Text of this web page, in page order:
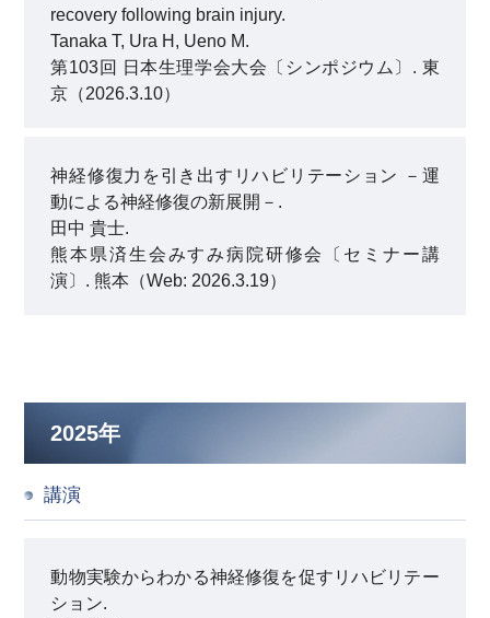
recovery following brain injury.
Tanaka T, Ura H, Ueno M.
第103回 日本生理学会大会〔シンポジウム〕. 東
京（2026.3.10）
神経修復力を引き出すリハビリテーション －運
動による神経修復の新展開－.
田中 貴士.
熊本県済生会みすみ病院研修会〔セミナー講
演〕. 熊本（Web: 2026.3.19）
2025年
講演
動物実験からわかる神経修復を促すリハビリテー
ション.